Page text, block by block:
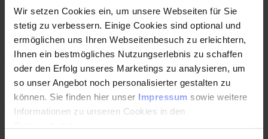
Wir setzen Cookies ein, um unsere Webseiten für Sie
stetig zu verbessern. Einige Cookies sind optional und
ermöglichen uns Ihren Webseitenbesuch zu erleichtern,
Ihnen ein bestmögliches Nutzungserlebnis zu schaffen
oder den Erfolg unseres Marketings zu analysieren, um
so unser Angebot noch personalisierter gestalten zu
können. Sie finden hier unser Impressum sowie weitere
Informationen zu unseren Cookies in den
Für eine effiziente Implementierung der digitalen
Transformation sind folgende Vorbedingungen
entscheidend:
Klare Strategie und Planung: Eine detaillierte Strategie
und ein klarer Plan sind unerlässlich, um die
Transformation zielgerichtet umzusetzen.
Prozessmanagement: Die Optimierung und